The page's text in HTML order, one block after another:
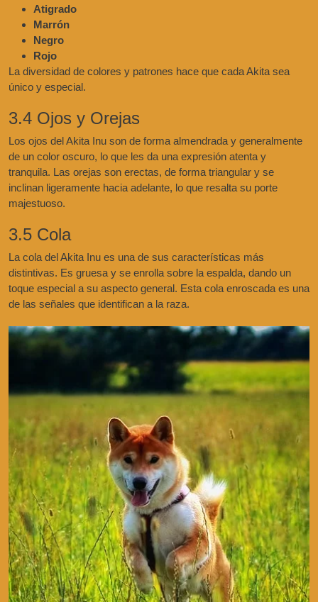
Atigrado
Marrón
Negro
Rojo
La diversidad de colores y patrones hace que cada Akita sea
único y especial.
3.4 Ojos y Orejas
Los ojos del Akita Inu son de forma almendrada y generalmente
de un color oscuro, lo que les da una expresión atenta y
tranquila. Las orejas son erectas, de forma triangular y se
inclinan ligeramente hacia adelante, lo que resalta su porte
majestuoso.
3.5 Cola
La cola del Akita Inu es una de sus características más
distintivas. Es gruesa y se enrolla sobre la espalda, dando un
toque especial a su aspecto general. Esta cola enroscada es una
de las señales que identifican a la raza.